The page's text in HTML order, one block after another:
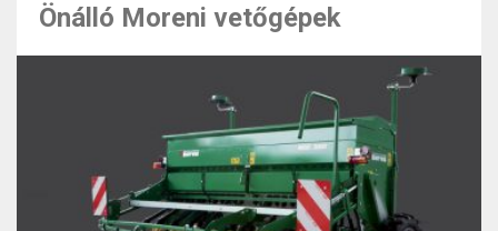
Önálló Moreni vetőgépek